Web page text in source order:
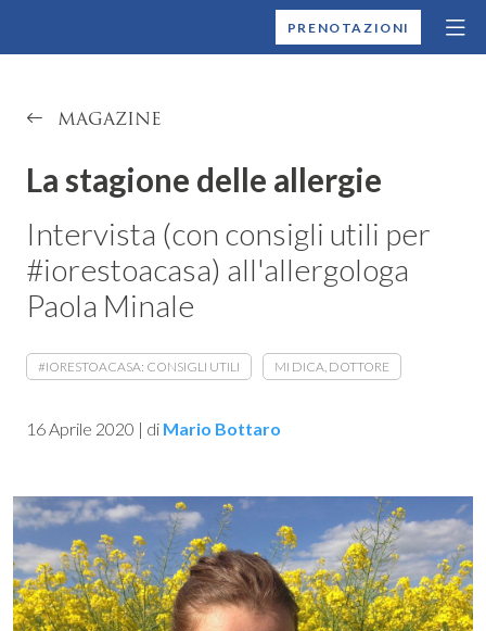
MONTALLEGROPRENOTAZIONI
MAGAZINE
La stagione delle allergie
Intervista (con consigli utili per
#iorestoacasa) all'allergologa
Paola Minale
#IORESTOACASA: CONSIGLI UTILI MI DICA, DOTTORE
16 Aprile 2020 | di Mario Bottaro